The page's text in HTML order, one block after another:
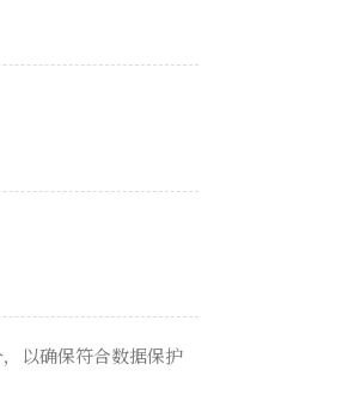
以确保符合数据保护